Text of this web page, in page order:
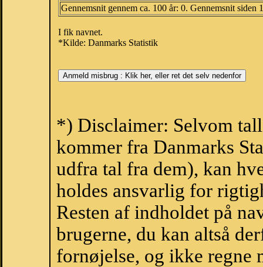
Gennemsnit gennem ca. 100 år: 0. Gennemsnit siden
I fik navnet.
*Kilde: Danmarks Statistik
*) Disclaimer: Selvom
kommer fra Danmarks
udfra tal fra dem), kan
holdes ansvarlig for
Resten af indholdet på
brugerne, du kan altså
fornøjelse, og ikke regne